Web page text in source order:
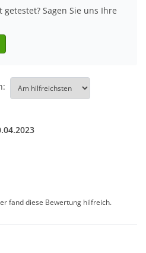
getestet? Sagen Sie uns Ihre
fand diese Bewertung hilfreich.